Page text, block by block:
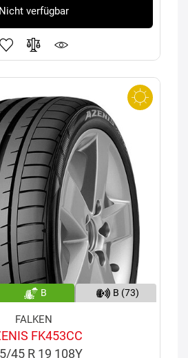
Nicht verfügbar
B B (73)
FALKEN
FK453CC
45 R 19 108Y